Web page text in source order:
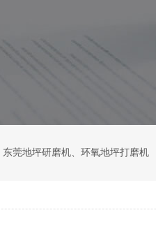
东莞地坪研磨机、 环氧地坪打磨机